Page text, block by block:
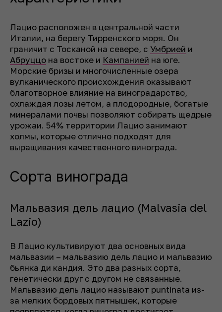
Лацио расположен в центральной части
Италии, на берегу Тирренского моря. Он
граничит с Тосканой на севере, с Умбрией и
Абруццо на востоке и Кампанией на юге.
Морские бризы и многочисленные озера
вулканического происхождения оказывают
благотворное влияние на виноградарство,
охлаждая лозы летом, а плодородные, богатые
минералами почвы позволяют собирать щедрые
урожаи. 54% территории Лацио занимают
холмы, которые отлично подходят для
выращивания качественного винограда.
Сорта винограда
Мальвазия дель лацио (Malvasia del
Lazio)
В Лацио культивируют два основных вида
мальвазии – мальвазию дель лацио и мальвазию
бьянка ди кандия. Это два разных сорта,
генетически друг с другом не связанные.
Мальвазию дель лацио называют puntinata из-
за мелких бордовых пятнышек, которые